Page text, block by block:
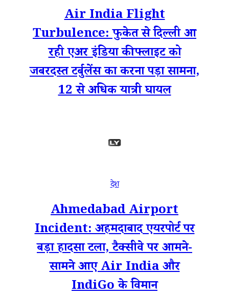
Air India Flight
Turbulence: फुकेत से दिल्ली आ
रही एअर इंडिया की फ्लाइट को
जबरदस्त टर्बुलेंस का करना पड़ा सामना,
12 से अधिक यात्री घायल
देश
Ahmedabad Airport
Incident: अहमदाबाद एयरपोर्ट पर
बड़ा हादसा टला, टैक्सीवे पर आमने-
सामने आए Air India और
IndiGo के विमान